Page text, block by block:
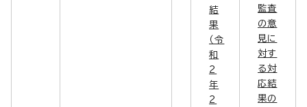
結
果
（令
和
2
年
2
監査
の意
見に
対す
る対
応結
果の